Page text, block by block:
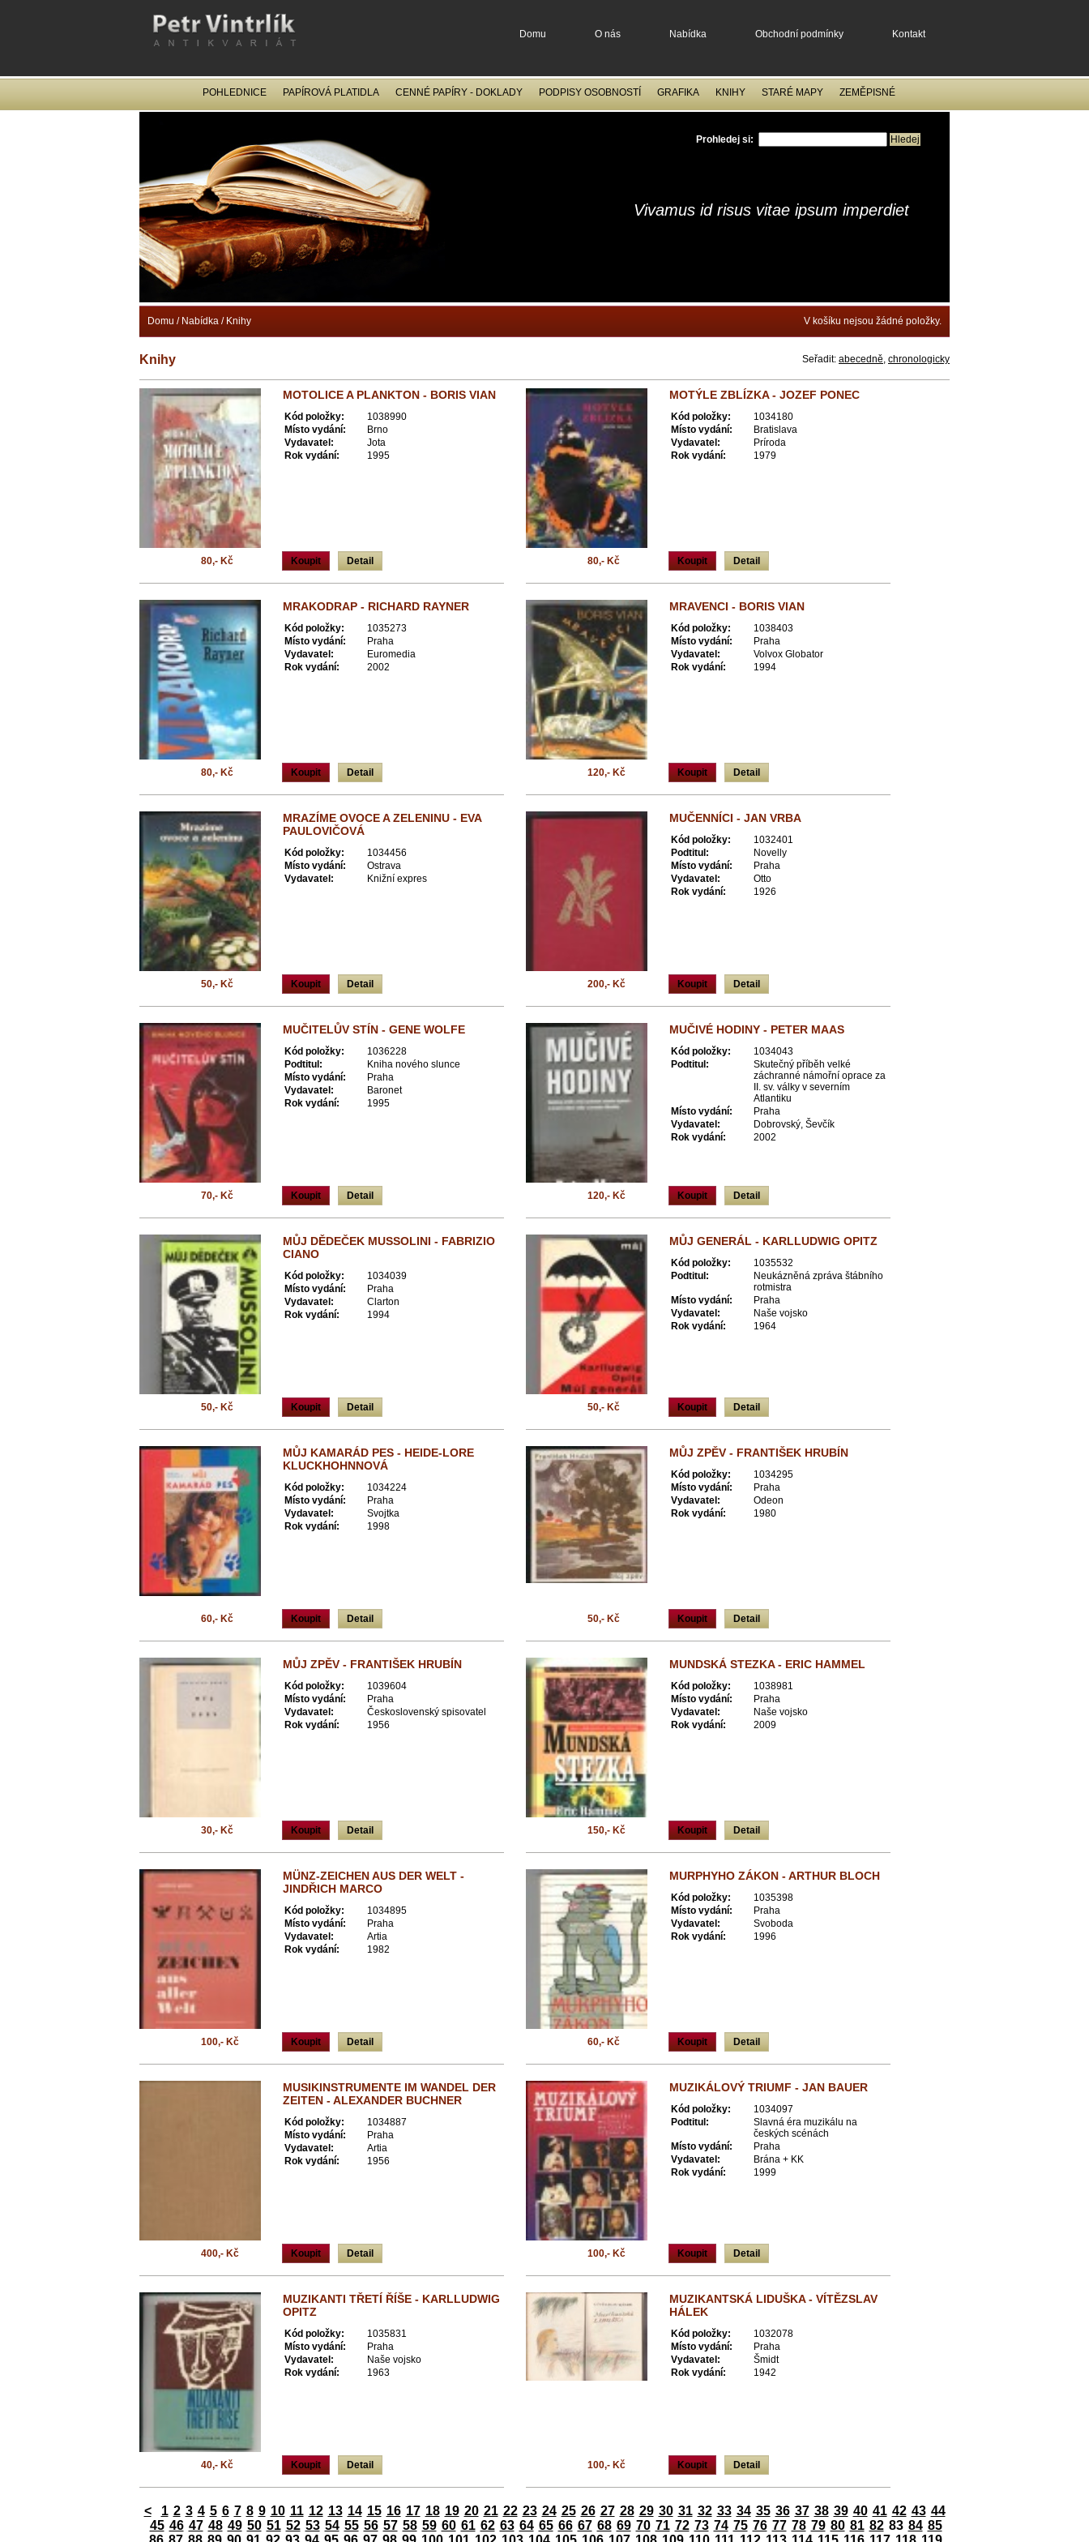
Knihy Seřadit: abecedně, chronologicky
MOTOLICE A PLANKTON - BORIS VIAN
Kód položky:
1038990
Místo vydání:
Brno
Vydavatel:
Jota
Rok vydání:
1995
Koupit Detail
80,- Kč
MOTÝLE ZBLÍZKA - JOZEF PONEC
Kód položky:
1034180
Místo vydání:
Bratislava
Vydavatel:
Príroda
Rok vydání:
1979
Koupit Detail
80,- Kč
MRAKODRAP - RICHARD RAYNER
Kód položky:
1035273
Místo vydání:
Praha
Vydavatel:
Euromedia
Rok vydání:
2002
Koupit Detail
80,- Kč
MRAVENCI - BORIS VIAN
Kód položky:
1038403
Místo vydání:
Praha
Vydavatel:
Volvox Globator
Rok vydání:
1994
Koupit Detail
120,- Kč
MRAZÍME OVOCE A ZELENINU - EVA
PAULOVIČOVÁ
Kód položky:
1034456
Místo vydání:
Ostrava
Vydavatel:
Knižní expres
Koupit Detail
50,- Kč
MUČENNÍCI - JAN VRBA
Kód položky:
1032401
Podtitul:
Novelly
Místo vydání:
Praha
Vydavatel:
Otto
Rok vydání:
1926
Koupit Detail
200,- Kč
MUČITELŮV STÍN - GENE WOLFE
Kód položky:
1036228
Podtitul:
Kniha nového slunce
Místo vydání:
Praha
Vydavatel:
Baronet
Rok vydání:
1995
Koupit Detail
70,- Kč
MUČIVÉ HODINY - PETER MAAS
Kód položky:
1034043
Podtitul:
Skutečný příběh velké
záchranné námořní oprace za
II. sv. války v severním
Atlantiku
Místo vydání:
Praha
Vydavatel:
Dobrovský, Ševčík
Rok vydání:
2002
Koupit Detail
120,- Kč
MŮJ DĚDEČEK MUSSOLINI - FABRIZIO
CIANO
Kód položky:
1034039
Místo vydání:
Praha
Vydavatel:
Clarton
Rok vydání:
1994
Koupit Detail
50,- Kč
MŮJ GENERÁL - KARLLUDWIG OPITZ
Kód položky:
1035532
Podtitul:
Neukázněná zpráva štábního
rotmistra
Místo vydání:
Praha
Vydavatel:
Naše vojsko
Rok vydání:
1964
Koupit Detail
50,- Kč
MŮJ KAMARÁD PES - HEIDE-LORE
KLUCKHOHNNOVÁ
Kód položky:
1034224
Místo vydání:
Praha
Vydavatel:
Svojtka
Rok vydání:
1998
Koupit Detail
60,- Kč
MŮJ ZPĚV - FRANTIŠEK HRUBÍN
Kód položky:
1034295
Místo vydání:
Praha
Vydavatel:
Odeon
Rok vydání:
1980
Koupit Detail
50,- Kč
MŮJ ZPĚV - FRANTIŠEK HRUBÍN
Kód položky:
1039604
Místo vydání:
Praha
Vydavatel:
Československý spisovatel
Rok vydání:
1956
Koupit Detail
30,- Kč
MUNDSKÁ STEZKA - ERIC HAMMEL
Kód položky:
1038981
Místo vydání:
Praha
Vydavatel:
Naše vojsko
Rok vydání:
2009
Koupit Detail
150,- Kč
MÜNZ-ZEICHEN AUS DER WELT -
JINDŘICH MARCO
Kód položky:
1034895
Místo vydání:
Praha
Vydavatel:
Artia
Rok vydání:
1982
Koupit Detail
100,- Kč
MURPHYHO ZÁKON - ARTHUR BLOCH
Kód položky:
1035398
Místo vydání:
Praha
Vydavatel:
Svoboda
Rok vydání:
1996
Koupit Detail
60,- Kč
MUSIKINSTRUMENTE IM WANDEL DER
ZEITEN - ALEXANDER BUCHNER
Kód položky:
1034887
Místo vydání:
Praha
Vydavatel:
Artia
Rok vydání:
1956
Koupit Detail
400,- Kč
MUZIKÁLOVÝ TRIUMF - JAN BAUER
Kód položky:
1034097
Podtitul:
Slavná éra muzikálu na
českých scénách
Místo vydání:
Praha
Vydavatel:
Brána + KK
Rok vydání:
1999
Koupit Detail
100,- Kč
MUZIKANTI TŘETÍ ŘÍŠE - KARLLUDWIG
OPITZ
Kód položky:
1035831
Místo vydání:
Praha
Vydavatel:
Naše vojsko
Rok vydání:
1963
Koupit Detail
40,- Kč
MUZIKANTSKÁ LIDUŠKA - VÍTĚZSLAV
HÁLEK
Kód položky:
1032078
Místo vydání:
Praha
Vydavatel:
Šmidt
Rok vydání:
1942
Koupit Detail
100,- Kč
< 1 2 3 4 5 6 7 8 9 10 11 12 13 14 15 16 17 18 19 20 21 22 23 24 25 26 27 28 29 30 31 32 33 34 35 36 37 38 39 40 41 42 43 44
45 46 47 48 49 50 51 52 53 54 55 56 57 58 59 60 61 62 63 64 65 66 67 68 69 70 71 72 73 74 75 76 77 78 79 80 81 82 83 84 85
Domu O nás Nabídka Obchodní podmínky Kontakt
POHLEDNICE PAPÍROVÁ PLATIDLA CENNÉ PAPÍRY - DOKLADY PODPISY OSOBNOSTÍ GRAFIKA KNIHY STARÉ MAPY ZEMĚPISNÉ
Vivamus id risus vitae ipsum imperdiet
Prohledej si:
V košíku nejsou žádné položky.
Domu / Nabídka / Knihy